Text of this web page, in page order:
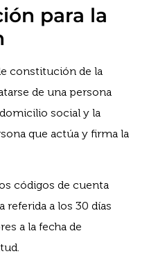
para la
constitución de la
de una persona
social y la
que actúa y firma la
códigos de cuenta
referida a los 30 días
a la fecha de